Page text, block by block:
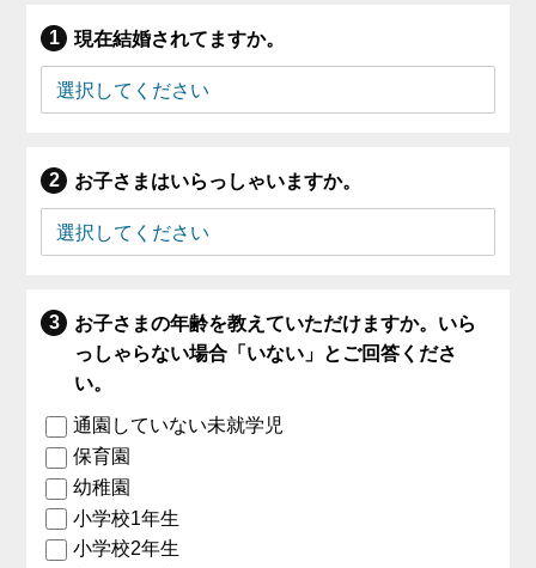
現在結婚されてますか。
お子さまはいらっしゃいますか。
お子さまの年齢を教えていただけますか。いら
っしゃらない場合「いない」とご回答くださ
い。
通園していない未就学児
保育園
幼稚園
小学校1年生
小学校2年生